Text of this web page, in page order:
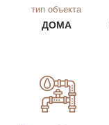
тип объекта
ДОМА